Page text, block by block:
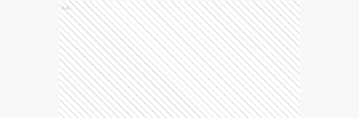
Ads